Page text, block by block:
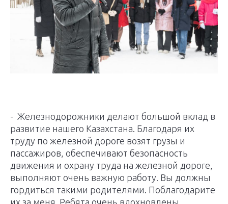
- Железнодорожники делают большой вклад в
развитие нашего Казахстана. Благодаря их
труду по железной дороге возят грузы и
пассажиров, обеспечивают безопасность
движения и охрану труда на железной дороге,
выполняют очень важную работу. Вы должны
гордиться такими родителями. Поблагодарите
их за меня. Ребята очень вдохновлены